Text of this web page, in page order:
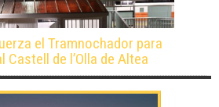
el Tramnochador para
de l’Olla de Altea